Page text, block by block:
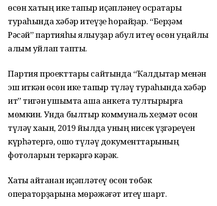
өсөн хаҡтың ике тапҡыр иҫәпләнеү осраҡтары
тураһында хәбәр итеүҙе һорайҙар. “Берҙәм
Рәсәй” партияһы ялыуҙар ҡабул итеү өсөн уңайлы
алым уйлап тапты.
Партия проекттары сайтында “Ҡалдыҡтар менән
эш иткән өсөн ике тапҡыр түләү тураһында хәбәр
ит” тигән ҡушымта аша анкета тултырырға
мөмкин. Унда былтыр коммуналь хеҙмәт өсөн
түләү хаҡын, 2019 йылда уның нисек үҙгәреүен
күрһәтергә, ошо түләү документтарының
фотоларын теркәргә кәрәк.
Хаҡты ҡайтанан иҫәпләтеү өсөн төбәк
операторҙарына мөрәжәғәт итеү шарт.